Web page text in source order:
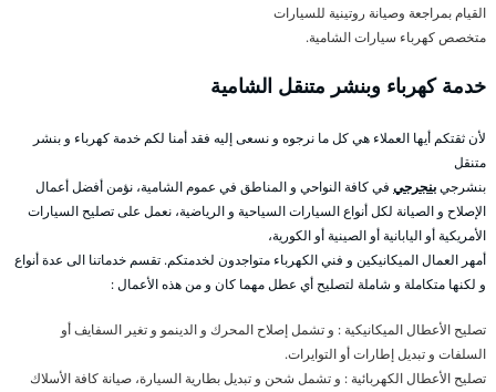
القيام بمراجعة وصيانة روتينية للسيارات
متخصص كهرباء سيارات الشامية.
خدمة كهرباء وبنشر متنقل الشامية
لأن ثقتكم أيها العملاء هي كل ما نرجوه و نسعى إليه فقد أمنا لكم خدمة كهرباء و بنشر
متنقل
بنشرجيبنجرجي في كافة النواحي و المناطق في عموم الشامية، نؤمن أفضل أعمال
الإصلاح و الصيانة لكل أنواع السيارات السياحية و الرياضية، نعمل على تصليح السيارات
الأمريكية أو اليابانية أو الصينية أو الكورية،
أمهر العمال الميكانيكين و فني الكهرباء متواجدون لخدمتكم. تقسم خدماتنا الى عدة أنواع
و لكنها متكاملة و شاملة لتصليح أي عطل مهما كان و من هذه الأعمال :
تصليح الأعطال الميكانيكية : و تشمل إصلاح المحرك و الدينمو و تغير السفايف أو
السلفات و تبديل إطارات أو التوايرات.
تصليح الأعطال الكهربائية : و تشمل شحن و تبديل بطارية السيارة، صيانة كافة الأسلاك